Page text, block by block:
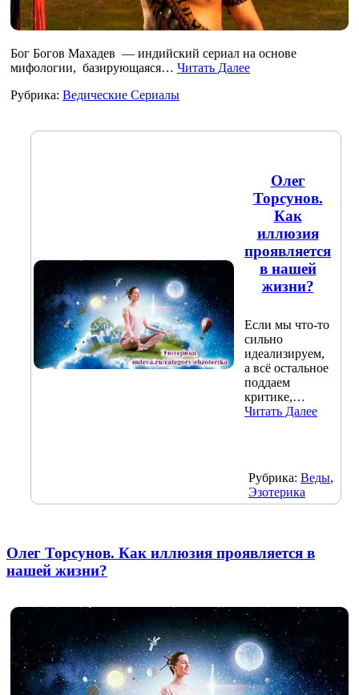
Бог Богов Махадев — индийский сериал на основе
мифологии, базирующаяся… Читать Далее
Рубрика: Ведические Сериалы
Олег
Торсунов.
Как
иллюзия
проявляется
в нашей
жизни?
Если мы что-то
сильно
идеализируем,
а всё остальное
поддаем
критике,…
Читать Далее
Рубрика: Веды,
Эзотерика
Олег Торсунов. Как иллюзия проявляется в
нашей жизни?